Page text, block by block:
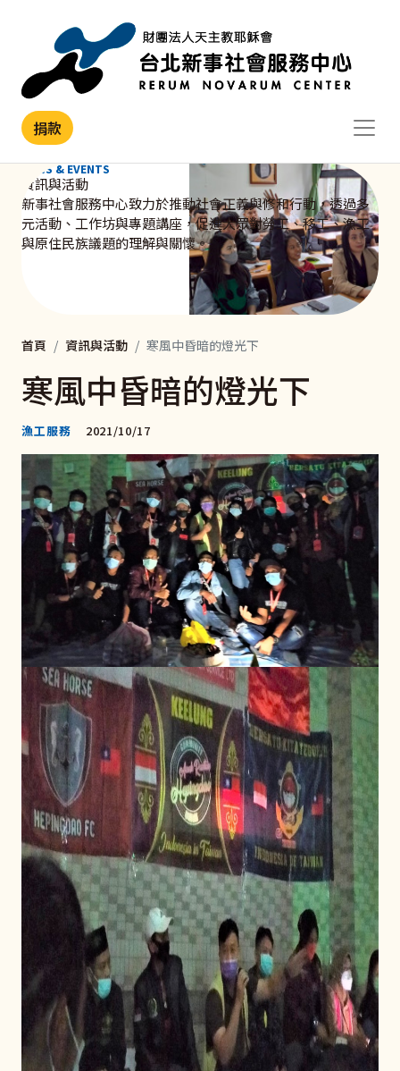
捐款
NEWS & EVENTS
資訊與活動
新事社會服務中心致力於推動社會正義與修和行動，透過多
元活動、工作坊與專題講座，促進大眾對勞工、移工、漁工
與原住民族議題的理解與關懷。
首頁 資訊與活動 寒風中昏暗的燈光下
寒風中昏暗的燈光下
漁工服務 2021/10/17